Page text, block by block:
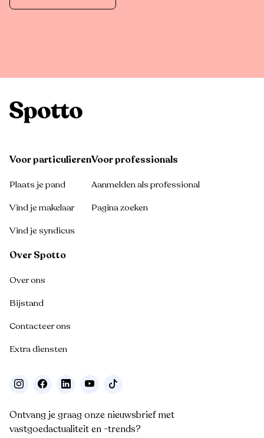
Voor particulieren
Plaats je pand
Vind je makelaar
Vind je syndicus
Voor professionals
Aanmelden als professional
Pagina zoeken
Over Spotto
Over ons
Bijstand
Contacteer ons
Extra diensten
Ontvang je graag onze nieuwsbrief met
vastgoedactualiteit en -trends?